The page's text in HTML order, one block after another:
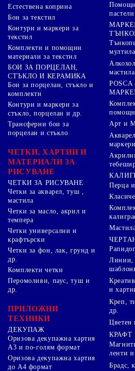
Естествена коприна
Бои за текстил
Контури и маркери за
текстил
Комплекти и помощни
материали за текстил
БОИ ЗА ПОРЦЕЛАН,
СТЪКЛО И КЕРАМИКА
Бои за порцелан, стъкло и
комплекти
Контури и маркери за
стъкло, порцелан и др.
Трансферни бои за
порцелан и стъкло
ЧЕТКИ, ХАРТИИ И
МАТЕРИАЛИ ЗА
РИСУВАНЕ
ЧЕТКИ ЗА РИСУВАНЕ
Четки за акварел, туш ,
мастила
Четки за масло, акрил и
темпера
Четки универсални и
крафтърски
Четки за фон, лак, грунд и
др.
Комплекти четки
мастила
Арт и
маркери
Перца
Линии,
Перомоливи, паус, туш и
др.
ПРИЛОЖНИ
ТЕХНИКИ
ДЕКУПАЖ
Оризова декупажна хартия
А3 и по-голям формат
Оризова декупажна хартия
до А4 формат
и
Креп,
др.
Цветен
КРАФТ
ленти
Брадс,